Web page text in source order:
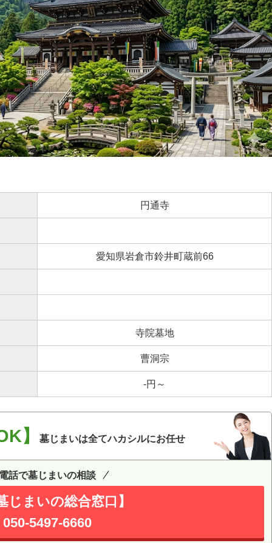
円通寺
愛知県岩倉市鈴井町蔵前66
寺院墓地
曹洞宗
-円～
】 墓じまいは全てハカシルにお任せ
話で墓じまいの相談
じまいの総合窓口】
050-5497-6660